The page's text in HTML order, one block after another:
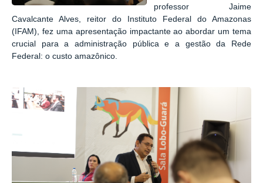
professor Jaime
Cavalcante Alves, reitor do Instituto Federal do Amazonas
(IFAM), fez uma apresentação impactante ao abordar um tema
crucial para a administração pública e a gestão da Rede
Federal: o custo amazônico.